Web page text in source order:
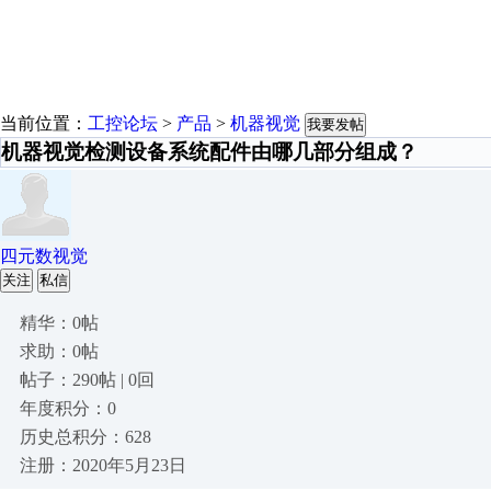
当前位置： 工控论坛 > 产品 > 机器视觉 我要发帖
机器视觉检测设备系统配件由哪几部分组成？
四元数视觉
关注 私信
精华：0帖
求助：0帖
帖子：290帖 | 0回
年度积分：0
历史总积分：628
注册：2020年5月23日